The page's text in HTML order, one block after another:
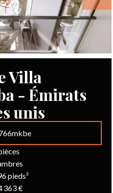
Villa
- Émirats
unis
pieds²
363 €